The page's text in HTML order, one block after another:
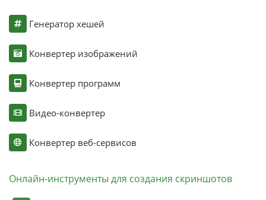
Генератор хешей
Конвертер изображений
Конвертер программ
Видео-конвертер
Конвертер веб-сервисов
Онлайн-инструменты для создания скриншотов